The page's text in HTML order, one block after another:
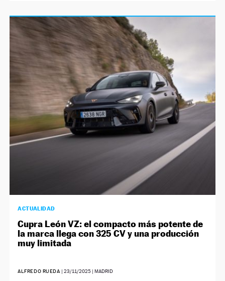
ACTUALIDAD
Cupra León VZ: el compacto más potente de
la marca llega con 325 CV y una producción
muy limitada
ALFREDO RUEDA |23/11/2025 | MADRID